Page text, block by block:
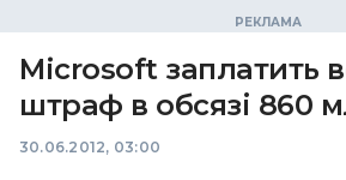
Microsoft заплатить
штраф в обсязі 860
30.06.2012, 03:00